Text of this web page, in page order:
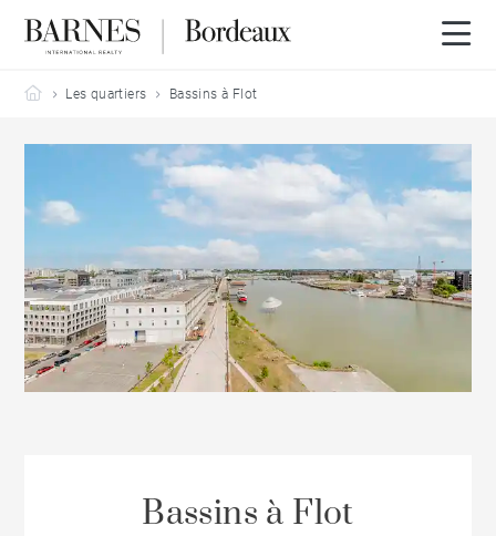
Barnes Bordeaux
Les quartiers Bassins à Flot
Bassins à Flot